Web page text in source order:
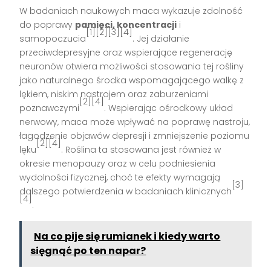
W badaniach naukowych maca wykazuje zdolność
do poprawy pamięci, koncentracji i
samopoczucia
[1][2][3][4]
. Jej działanie
przeciwdepresyjne oraz wspierające regenerację
neuronów otwiera możliwości stosowania tej rośliny
jako naturalnego środka wspomagającego walkę z
lękiem, niskim nastrojem oraz zaburzeniami
poznawczymi
[2][4]
. Wspierając ośrodkowy układ
nerwowy, maca może wpływać na poprawę nastroju,
łagodzenie objawów depresji i zmniejszenie poziomu
lęku
[2][4]
. Roślina ta stosowana jest również w
okresie menopauzy oraz w celu podniesienia
wydolności fizycznej, choć te efekty wymagają
dalszego potwierdzenia w badaniach klinicznych
[3]
[4]
.
Na co pije się rumianek i kiedy warto
sięgnąć po ten napar?